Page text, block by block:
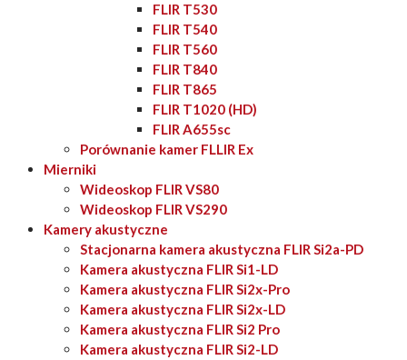
FLIR T530
FLIR T540
FLIR T560
FLIR T840
FLIR T865
FLIR T1020 (HD)
FLIR A655sc
Porównanie kamer FLLIR Ex
Mierniki
Wideoskop FLIR VS80
Wideoskop FLIR VS290
Kamery akustyczne
Stacjonarna kamera akustyczna FLIR Si2a-PD
Kamera akustyczna FLIR Si1-LD
Kamera akustyczna FLIR Si2x-Pro
Kamera akustyczna FLIR Si2x-LD
Kamera akustyczna FLIR Si2 Pro
Kamera akustyczna FLIR Si2-LD